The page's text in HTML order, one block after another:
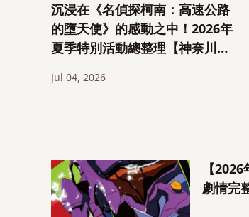
沉浸在《名偵探柯南：高速公路
的墮天使》的感動之中！2026年
夏季特別活動總整理【神奈川・
橫濱】
Jul 04, 2026
【
劇情完